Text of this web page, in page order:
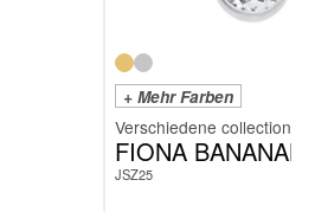
+ Mehr Farben
FIONA
JSZ25